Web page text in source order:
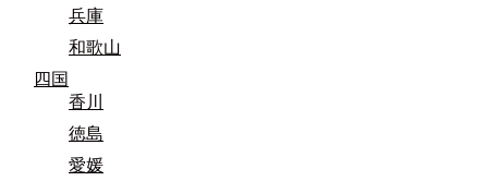
兵庫
和歌山
四国
香川
徳島
愛媛